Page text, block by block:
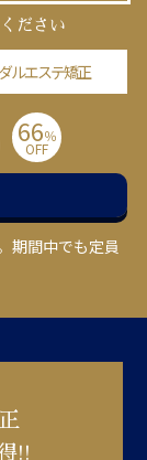
ださい
ルエステ矯正
66％
OFF
期間中でも定員
!!